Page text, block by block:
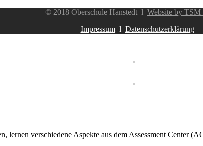
© 2018 Oberschule Hanstedt l Website by TSM
Impressuml Datenschutzerklärung
lernen verschiedene Aspekte aus dem Assessment Center